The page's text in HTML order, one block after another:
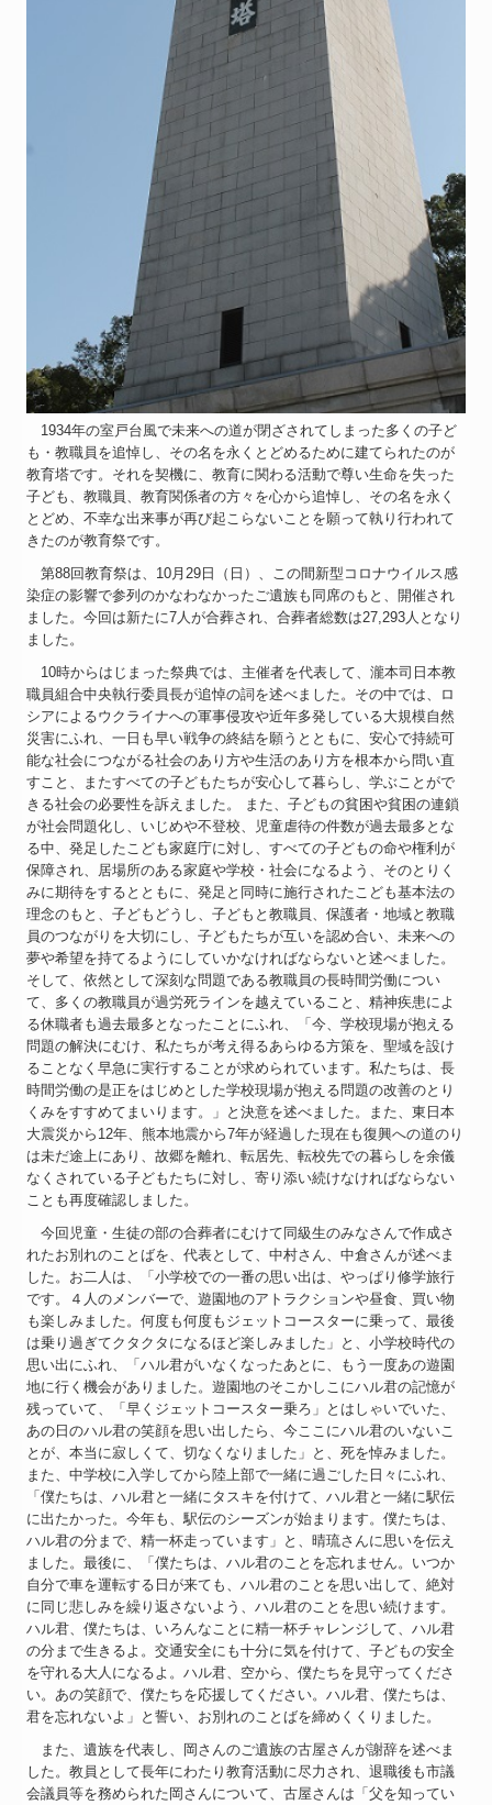
1934年の室戸台風で未来への道が閉ざされてしまった多くの子ど
も・教職員を追悼し、その名を永くとどめるために建てられたのが
教育塔です。それを契機に、教育に関わる活動で尊い生命を失った
子ども、教職員、教育関係者の方々を心から追悼し、その名を永く
とどめ、不幸な出来事が再び起こらないことを願って執り行われて
きたのが教育祭です。
第88回教育祭は、10月29日（日）、この間新型コロナウイルス感
染症の影響で参列のかなわなかったご遺族も同席のもと、開催され
ました。今回は新たに7人が合葬され、合葬者総数は27,293人となり
ました。
10時からはじまった祭典では、主催者を代表して、瀧本司日本教
職員組合中央執行委員長が追悼の詞を述べました。その中では、ロ
シアによるウクライナへの軍事侵攻や近年多発している大規模自然
災害にふれ、一日も早い戦争の終結を願うとともに、安心で持続可
能な社会につながる社会のあり方や生活のあり方を根本から問い直
すこと、またすべての子どもたちが安心して暮らし、学ぶことがで
きる社会の必要性を訴えました。 また、子どもの貧困や貧困の連鎖
が社会問題化し、いじめや不登校、児童虐待の件数が過去最多とな
る中、発足したこども家庭庁に対し、すべての子どもの命や権利が
保障され、居場所のある家庭や学校・社会になるよう、そのとりく
みに期待をするとともに、発足と同時に施行されたこども基本法の
理念のもと、子どもどうし、子どもと教職員、保護者・地域と教職
員のつながりを大切にし、子どもたちが互いを認め合い、未来への
夢や希望を持てるようにしていかなければならないと述べました。
そして、依然として深刻な問題である教職員の長時間労働につい
て、多くの教職員が過労死ラインを越えていること、精神疾患によ
る休職者も過去最多となったことにふれ、「今、学校現場が抱える
問題の解決にむけ、私たちが考え得るあらゆる方策を、聖域を設け
ることなく早急に実行することが求められています。私たちは、長
時間労働の是正をはじめとした学校現場が抱える問題の改善のとり
くみをすすめてまいります。」と決意を述べました。また、東日本
大震災から12年、熊本地震から7年が経過した現在も復興への道のり
は未だ途上にあり、故郷を離れ、転居先、転校先での暮らしを余儀
なくされている子どもたちに対し、寄り添い続けなければならない
ことも再度確認しました。
今回児童・生徒の部の合葬者にむけて同級生のみなさんで作成さ
れたお別れのことばを、代表として、中村さん、中倉さんが述べま
した。お二人は、「小学校での一番の思い出は、やっぱり修学旅行
です。４人のメンバーで、遊園地のアトラクションや昼食、買い物
も楽しみました。何度も何度もジェットコースターに乗って、最後
は乗り過ぎてクタクタになるほど楽しみました」と、小学校時代の
思い出にふれ、「ハル君がいなくなったあとに、もう一度あの遊園
地に行く機会がありました。遊園地のそこかしこにハル君の記憶が
残っていて、「早くジェットコースター乗ろ」とはしゃいでいた、
あの日のハル君の笑顔を思い出したら、今ここにハル君のいないこ
とが、本当に寂しくて、切なくなりました」と、死を悼みました。
また、中学校に入学してから陸上部で一緒に過ごした日々にふれ、
「僕たちは、ハル君と一緒にタスキを付けて、ハル君と一緒に駅伝
に出たかった。今年も、駅伝のシーズンが始まります。僕たちは、
ハル君の分まで、精一杯走っています」と、晴琉さんに思いを伝え
ました。最後に、「僕たちは、ハル君のことを忘れません。いつか
自分で車を運転する日が来ても、ハル君のことを思い出して、絶対
に同じ悲しみを繰り返さないよう、ハル君のことを思い続けます。
ハル君、僕たちは、いろんなことに精一杯チャレンジして、ハル君
の分まで生きるよ。交通安全にも十分に気を付けて、子どもの安全
を守れる大人になるよ。ハル君、空から、僕たちを見守ってくださ
い。あの笑顔で、僕たちを応援してください。ハル君、僕たちは、
君を忘れないよ」と誓い、お別れのことばを締めくくりました。
また、遺族を代表し、岡さんのご遺族の古屋さんが謝辞を述べま
した。教員として長年にわたり教育活動に尽力され、退職後も市議
会議員等を務められた岡さんについて、古屋さんは「父を知ってい